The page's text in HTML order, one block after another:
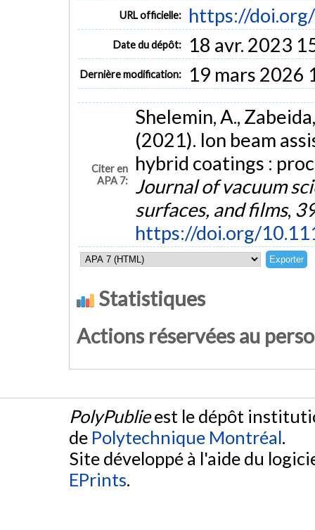
URL officielle: https://
Date du dépôt: 18 avr. 2023
Dernière modification: 19 mars 2026
Citer en
APA 7:
Shelemin, A.,
(2021). Ion beam
hybrid coatings :
Journal of vacuum
surfaces, and films,
https://doi.org/
Statistiques
Actions réservées au
PolyPublieest le dépôt
de Polytechnique Montréal.
Site développé à l'aide du
EPrints.